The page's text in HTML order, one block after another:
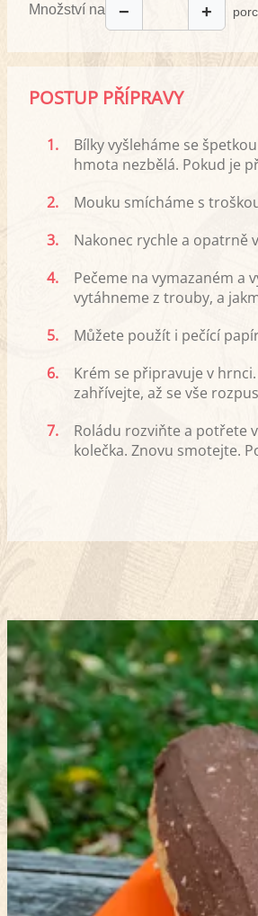
Množství na − +
POSTUP PŘÍPRAVY
1.
Bílky vyšleháme se
hmota nezbělá. Pokud je
2.
Mouku smícháme s
3.
Nakonec rychle a opatrně
4.
Pečeme na vymazaném a
vytáhneme z trouby, a
5.
Můžete použít i pečící
6.
Krém se připravuje v
zahřívejte, až se vše
7.
Roládu rozviňte a potřete
kolečka. Znovu smotejte.